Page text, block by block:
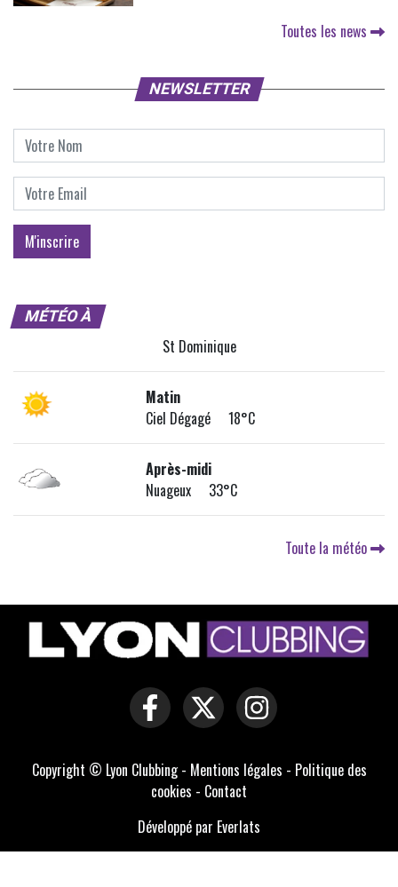
Toutes les news
NEWSLETTER
MÉTÉO À
St Dominique
Matin
Ciel Dégagé 18°C
Après-midi
Nuageux 33°C
Toute la météo
Copyright © Lyon Clubbing - Mentions légales - Politique des
cookies - Contact
Développé par Everlats